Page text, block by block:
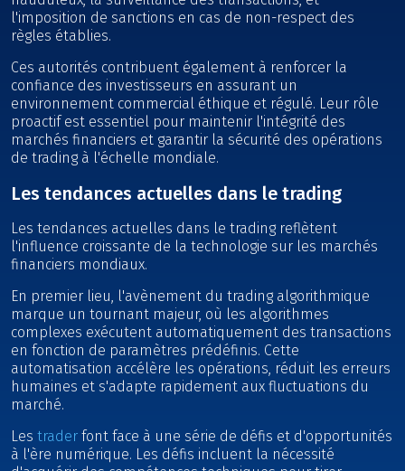
l'imposition de sanctions en cas de non-respect des
règles établies.
Ces autorités contribuent également à renforcer la
confiance des investisseurs en assurant un
environnement commercial éthique et régulé. Leur rôle
proactif est essentiel pour maintenir l'intégrité des
marchés financiers et garantir la sécurité des opérations
de trading à l'échelle mondiale.
Les tendances actuelles dans le trading
Les tendances actuelles dans le trading reflètent
l'influence croissante de la technologie sur les marchés
financiers mondiaux.
En premier lieu, l'avènement du trading algorithmique
marque un tournant majeur, où les algorithmes
complexes exécutent automatiquement des transactions
en fonction de paramètres prédéfinis. Cette
automatisation accélère les opérations, réduit les erreurs
humaines et s'adapte rapidement aux fluctuations du
marché.
Les trader font face à une série de défis et d'opportunités
à l'ère numérique. Les défis incluent la nécessité